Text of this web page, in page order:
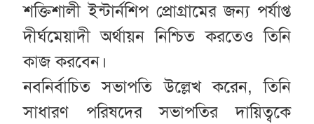
শক্তিশালী ইন্টার্নশিপ প্রোগ্রামের জন্য পর্যাপ্ত
দীর্ঘমেয়াদী অর্থায়ন নিশ্চিত করতেও তিনি
কাজ করবেন।
নবনির্বাচিত সভাপতি উল্লেখ করেন, তিনি
সাধারণ পরিষদের সভাপতির দায়িত্বকে